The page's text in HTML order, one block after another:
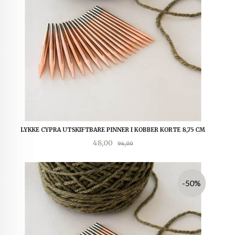
LYKKE CYPRA UTSKIFTBARE PINNER I KOBBER KORTE 8,75 CM
Tilbud
48,00 96,00Rabatt
-50%